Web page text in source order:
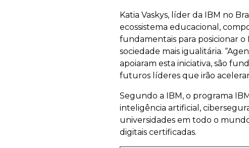
Katia Vaskys, líder da IBM no
ecossistema educacional,
fundamentais para posicionar
sociedade mais igualitária.
apoiaram esta iniciativa, são
futuros líderes que irão
Segundo a IBM, o programa
inteligência artificial,
universidades em todo o
digitais certificadas.